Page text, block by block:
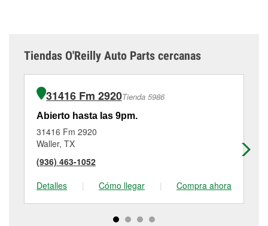
Tiendas O'Reilly Auto Parts cercanas
31416 Fm 2920Tienda 5986
Abierto hasta las 9pm.
31416 Fm 2920
Waller, TX
(936) 463-1052
Detalles
| Cómo llegar | Compra ahora